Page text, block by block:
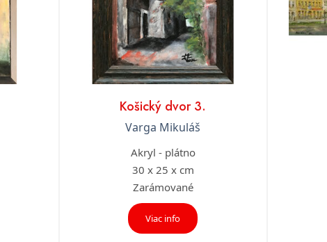
Košický dvor 3.
Varga Mikuláš
Akryl - plátno
30 x 25 x cm
Zarámované
Viac info